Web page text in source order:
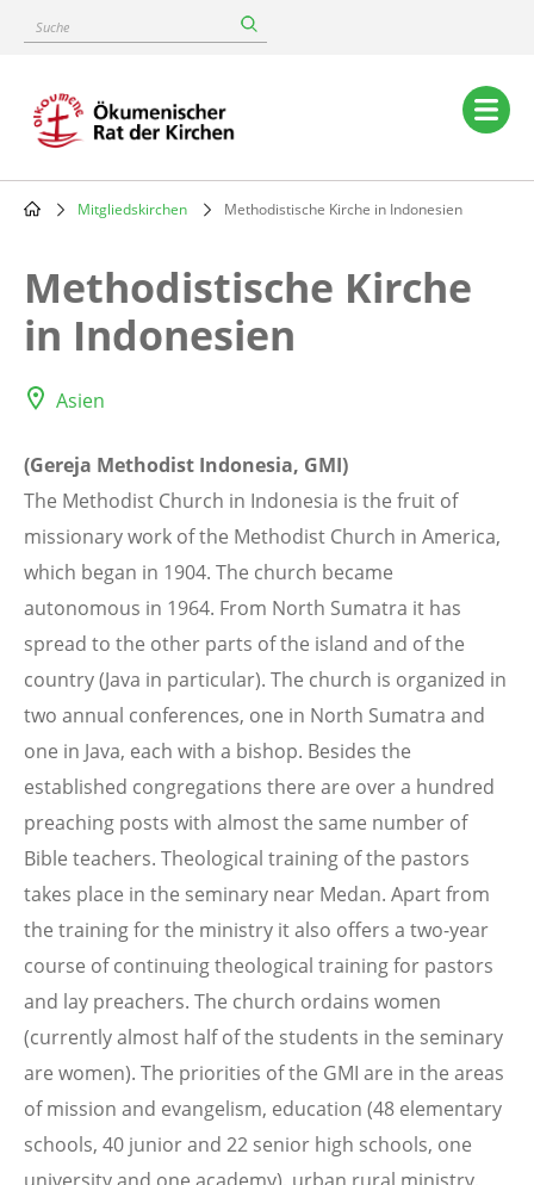
content
Suche
Main
navigation
Mitgliedskirchen Methodistische Kirche in Indonesien
Methodistische Kirche
in Indonesien
Asien
(Gereja Methodist Indonesia, GMI)
The Methodist Church in Indonesia is the fruit of
missionary work of the Methodist Church in America,
which began in 1904. The church became
autonomous in 1964. From North Sumatra it has
spread to the other parts of the island and of the
country (Java in particular). The church is organized in
two annual conferences, one in North Sumatra and
one in Java, each with a bishop. Besides the
established congregations there are over a hundred
preaching posts with almost the same number of
Bible teachers. Theological training of the pastors
takes place in the seminary near Medan. Apart from
the training for the ministry it also offers a two-year
course of continuing theological training for pastors
and lay preachers. The church ordains women
(currently almost half of the students in the seminary
are women). The priorities of the GMI are in the areas
of mission and evangelism, education (48 elementary
schools, 40 junior and 22 senior high schools, one
university and one academy), urban rural ministry,